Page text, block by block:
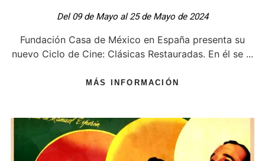
Del 09 de Mayo al 25 de Mayo de 2024
Fundación Casa de México en España presenta su
nuevo Ciclo de Cine: Clásicas Restauradas. En él se ...
MÁS INFORMACIÓN